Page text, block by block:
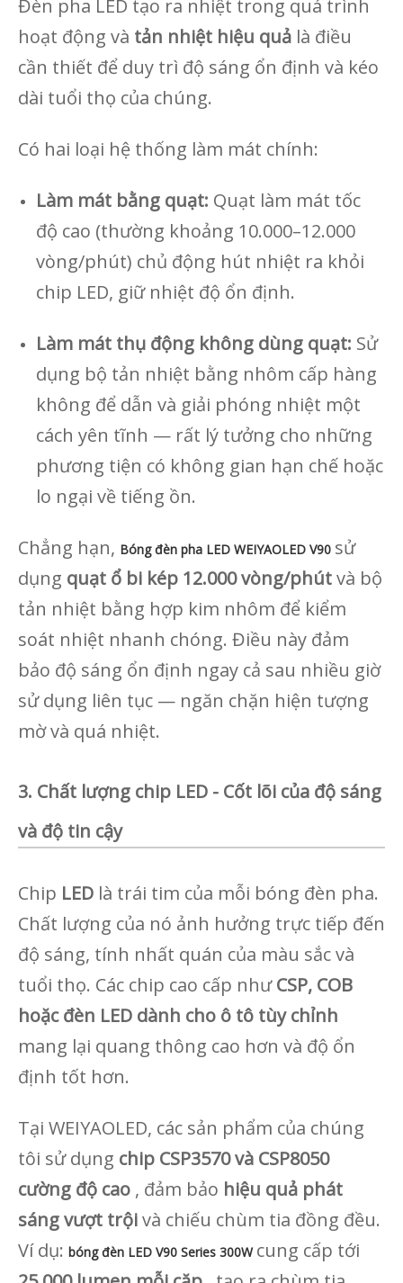
Đèn pha LED tạo ra nhiệt trong quá trình
hoạt động và tản nhiệt hiệu quả là điều
cần thiết để duy trì độ sáng ổn định và kéo
dài tuổi thọ của chúng.
Có hai loại hệ thống làm mát chính:
Làm mát bằng quạt: Quạt làm mát tốc
độ cao (thường khoảng 10.000–12.000
vòng/phút) chủ động hút nhiệt ra khỏi
chip LED, giữ nhiệt độ ổn định.
Làm mát thụ động không dùng quạt: Sử
dụng bộ tản nhiệt bằng nhôm cấp hàng
không để dẫn và giải phóng nhiệt một
cách yên tĩnh — rất lý tưởng cho những
phương tiện có không gian hạn chế hoặc
lo ngại về tiếng ồn.
Chẳng hạn, Bóng đèn pha LED WEIYAOLED V90 sử
dụng quạt ổ bi kép 12.000 vòng/phútvà bộ
tản nhiệt bằng hợp kim nhôm để kiểm
soát nhiệt nhanh chóng. Điều này đảm
bảo độ sáng ổn định ngay cả sau nhiều giờ
sử dụng liên tục — ngăn chặn hiện tượng
mờ và quá nhiệt.
3. Chất lượng chip LED - Cốt lõi của độ sáng
và độ tin cậy
Chip LED là trái tim của mỗi bóng đèn pha.
Chất lượng của nó ảnh hưởng trực tiếp đến
độ sáng, tính nhất quán của màu sắc và
tuổi thọ. Các chip cao cấp nhưCSP, COB
hoặc đèn LED dành cho ô tô tùy chỉnh
mang lại quang thông cao hơn và độ ổn
định tốt hơn.
Tại WEIYAOLED, các sản phẩm của chúng
tôi sử dụng chip CSP3570 và CSP8050
cường độ cao , đảm bảo hiệu quả phát
sáng vượt trộivà chiếu chùm tia đồng đều.
Ví dụ: bóng đèn LED V90 Series 300W cung cấp tới